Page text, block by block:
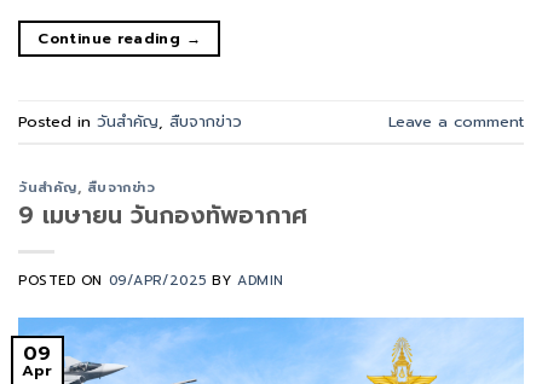
Continue reading →
Posted in วันสำคัญ, สืบจากข่าว Leave a comment
วันสำคัญ, สืบจากข่าว
9 เมษายน วันกองทัพอากาศ
POSTED ON 09/APR/2025 BYADMIN
09
Apr